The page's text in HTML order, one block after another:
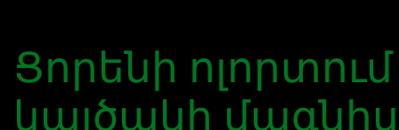
Ցորենի
կայծակի